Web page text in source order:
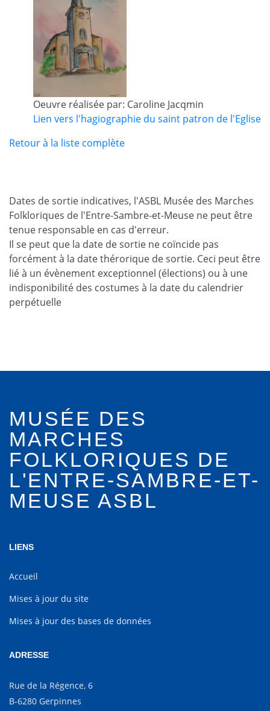
Oeuvre réalisée par: Caroline Jacqmin
Lien vers l'hagiographie du saint patron de l'Eglise
Retour à la liste complète
Dates de sortie indicatives, l'ASBL Musée des Marches
Folkloriques de l'Entre-Sambre-et-Meuse ne peut être
tenue responsable en cas d'erreur.
Il se peut que la date de sortie ne coïncide pas
forcément à la date thérorique de sortie. Ceci peut être
lié à un évènement exceptionnel (élections) ou à une
indisponibilité des costumes à la date du calendrier
perpétuelle
MUSÉE DES
MARCHES
FOLKLORIQUES DE
L'ENTRE-SAMBRE-ET-
MEUSE ASBL
LIENS
Accueil
Mises à jour du site
Mises à jour des bases de données
ADRESSE
Rue de la Régence, 6
B-6280 Gerpinnes